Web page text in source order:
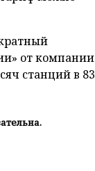
от компании
станций в 83